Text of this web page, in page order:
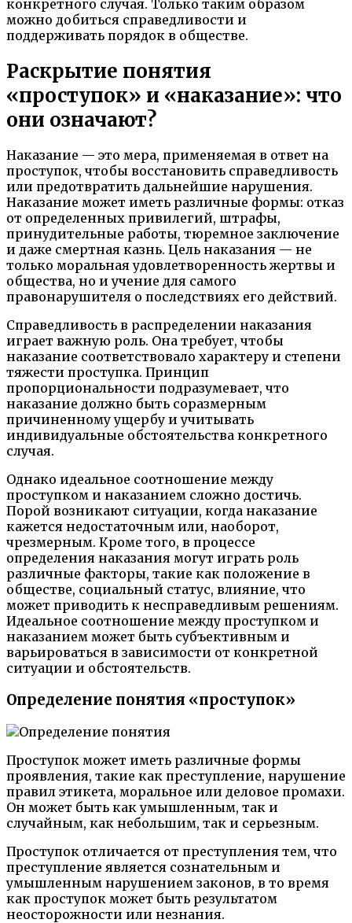
конкретного случая. Только таким образом
можно добиться справедливости и
поддерживать порядок в обществе.
Раскрытие понятия
«проступок» и «наказание»: что
они означают?
Наказание — это мера, применяемая в ответ на
проступок, чтобы восстановить справедливость
или предотвратить дальнейшие нарушения.
Наказание может иметь различные формы: отказ
от определенных привилегий, штрафы,
принудительные работы, тюремное заключение
и даже смертная казнь. Цель наказания — не
только моральная удовлетворенность жертвы и
общества, но и учение для самого
правонарушителя о последствиях его действий.
Справедливость в распределении наказания
играет важную роль. Она требует, чтобы
наказание соответствовало характеру и степени
тяжести проступка. Принцип
пропорциональности подразумевает, что
наказание должно быть соразмерным
причиненному ущербу и учитывать
индивидуальные обстоятельства конкретного
случая.
Однако идеальное соотношение между
проступком и наказанием сложно достичь.
Порой возникают ситуации, когда наказание
кажется недостаточным или, наоборот,
чрезмерным. Кроме того, в процессе
определения наказания могут играть роль
различные факторы, такие как положение в
обществе, социальный статус, влияние, что
может приводить к несправедливым решениям.
Идеальное соотношение между проступком и
наказанием может быть субъективным и
варьироваться в зависимости от конкретной
ситуации и обстоятельств.
Определение понятия «проступок»
Проступок может иметь различные формы
проявления, такие как преступление, нарушение
правил этикета, моральное или деловое промахи.
Он может быть как умышленным, так и
случайным, как небольшим, так и серьезным.
Проступок отличается от преступления тем, что
преступление является сознательным и
умышленным нарушением законов, в то время
как проступок может быть результатом
неосторожности или незнания.